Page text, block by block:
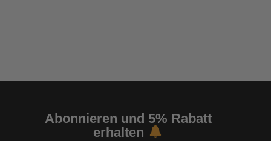
Abonnieren und 5% Rabatt
erhalten